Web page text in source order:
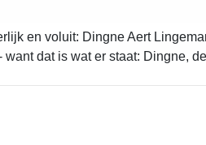
en voluit: Dingne Aert
dat is wat er staat: Dingne,